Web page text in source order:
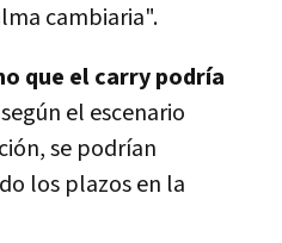
cambiaria".
que el carry podría
el escenario
se podrían
los plazos en la